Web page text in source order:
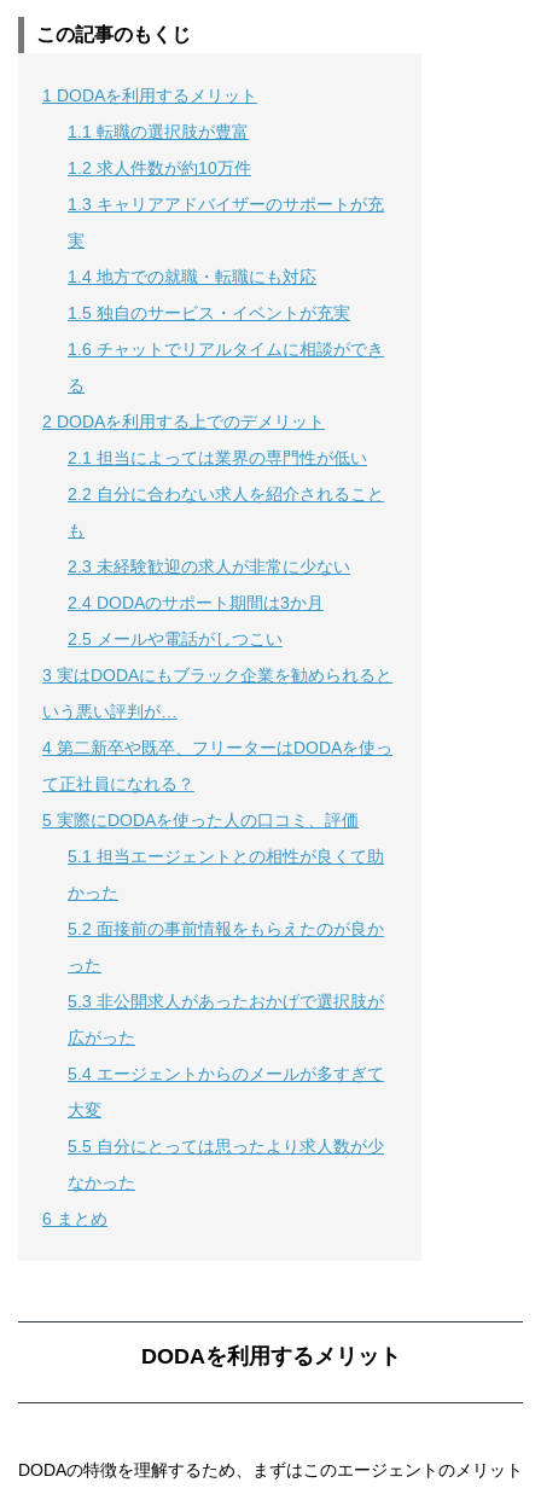
この記事のもくじ
1 DODAを利用するメリット
1.1 転職の選択肢が豊富
1.2 求人件数が約10万件
1.3 キャリアアドバイザーのサポートが充
実
1.4 地方での就職・転職にも対応
1.5 独自のサービス・イベントが充実
1.6 チャットでリアルタイムに相談ができ
る
2 DODAを利用する上でのデメリット
2.1 担当によっては業界の専門性が低い
2.2 自分に合わない求人を紹介されること
も
2.3 未経験歓迎の求人が非常に少ない
2.4 DODAのサポート期間は3か月
2.5 メールや電話がしつこい
3 実はDODAにもブラック企業を勧められると
いう悪い評判が…
4 第二新卒や既卒、フリーターはDODAを使っ
て正社員になれる？
5 実際にDODAを使った人の口コミ、評価
5.1 担当エージェントとの相性が良くて助
かった
5.2 面接前の事前情報をもらえたのが良か
った
5.3 非公開求人があったおかげで選択肢が
広がった
5.4 エージェントからのメールが多すぎて
大変
5.5 自分にとっては思ったより求人数が少
なかった
6 まとめ
DODAを利用するメリット
DODAの特徴を理解するため、まずはこのエージェントのメリット